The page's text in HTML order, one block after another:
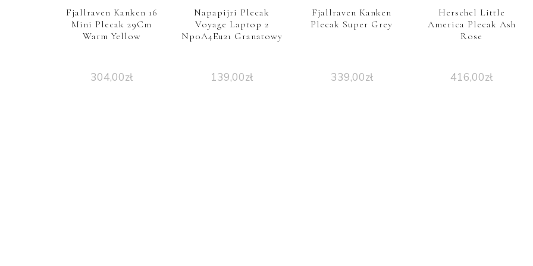
Fjallraven Kanken 16
Mini Plecak 29Cm
Warm Yellow
304,00zł
Napapijri Plecak
Voyage Laptop 2
Np0A4Eu21 Granatowy
139,00zł
Fjallraven Kanken
Plecak Super Grey
339,00zł
Herschel Little
America Plecak Ash
Rose
416,00zł